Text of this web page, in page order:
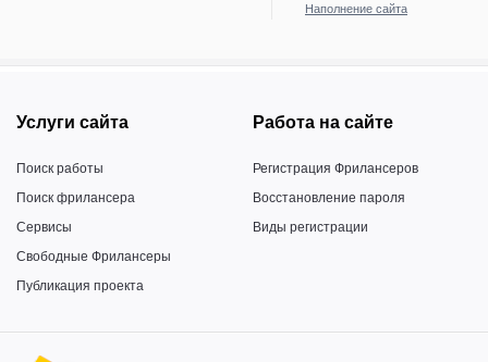
Наполнение сайта
Услуги сайта
Поиск работы
Поиск фрилансера
Сервисы
Свободные Фрилансеры
Публикация проекта
Работа на сайте
Регистрация Фрилансеров
Восстановление пароля
Виды регистрации